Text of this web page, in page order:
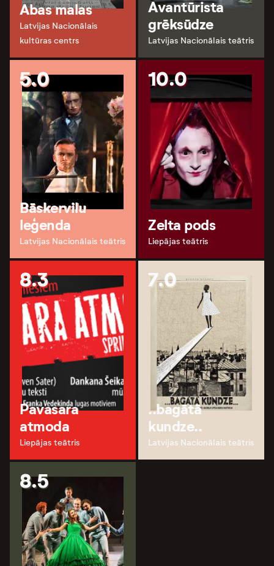
Abas malas
Latvijas Nacionālais
kultūras centrs
Avantūrista
grēksūdze
Latvijas Nacionālais teātris
5.0
Bāskervilu
leģenda
Latvijas Nacionālais teātris
10.0
Zelta pods
Liepājas teātris
8.3
Pavasara
atmoda
Liepājas teātris
7.0
..bagātā
kundze..
Latvijas Nacionālais teātris
8.5